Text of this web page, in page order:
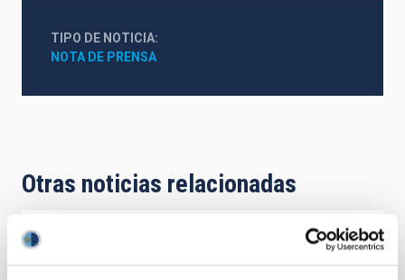
TIPO DE NOTICIA
NOTA DE PRENSA
Otras noticias relacionadas